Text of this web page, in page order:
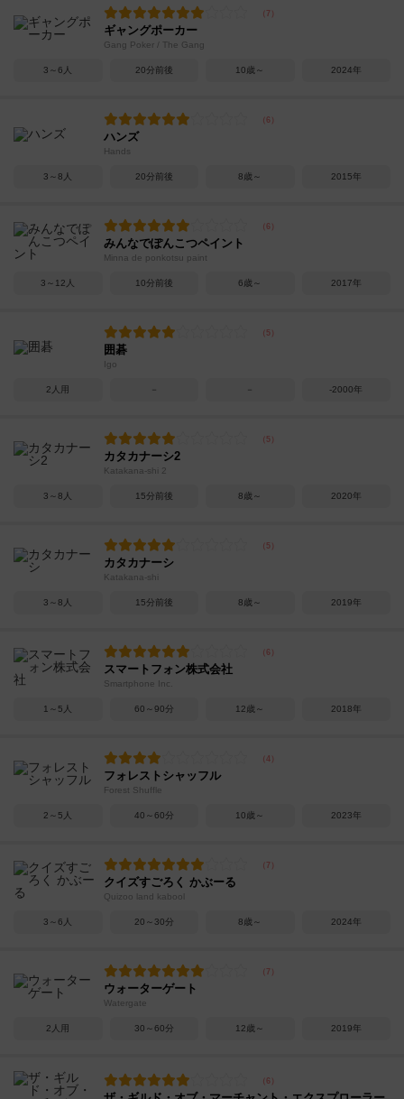
ギャングポーカー
Gang Poker / The Gang
3～6人 20分前後 10歳～ 2024年
ハンズ
Hands
3～8人 20分前後 8歳～ 2015年
みんなでぽんこつペイント
Minna de ponkotsu paint
3～12人 10分前後 6歳～ 2017年
囲碁
Igo
2人用 － － -2000年
カタカナーシ2
Katakana-shi 2
3～8人 15分前後 8歳～ 2020年
カタカナーシ
Katakana-shi
3～8人 15分前後 8歳～ 2019年
スマートフォン株式会社
Smartphone Inc.
1～5人 60～90分 12歳～ 2018年
フォレストシャッフル
Forest Shuffle
2～5人 40～60分 10歳～ 2023年
クイズすごろく かぶーる
Quizoo land kabool
3～6人 20～30分 8歳～ 2024年
ウォーターゲート
Watergate
2人用 30～60分 12歳～ 2019年